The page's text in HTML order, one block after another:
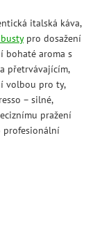
italská káva,
pro dosažení
bohaté aroma s
přetrvávajícím,
volbou pro ty,
– silné,
pražení
profesionální